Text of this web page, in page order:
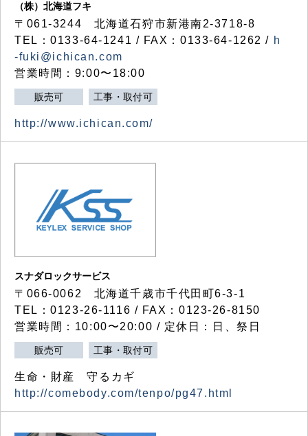
（株）北海道フキ
〒061-3244 北海道石狩市新港南2-3718-8
TEL：0133-64-1241 / FAX：0133-64-1262 / h
-fuki@ichican.com
営業時間：9:00〜18:00
販売可 工事・取付可
http://www.ichican.com/
スナダロックサービス
〒066-0062 北海道千歳市千代田町6-3-1
TEL：0123-26-1116 / FAX：0123-26-8150
営業時間：10:00〜20:00 / 定休日：日、祭日
販売可 工事・取付可
生命・財産 守るカギ
http://comebody.com/tenpo/pg47.html